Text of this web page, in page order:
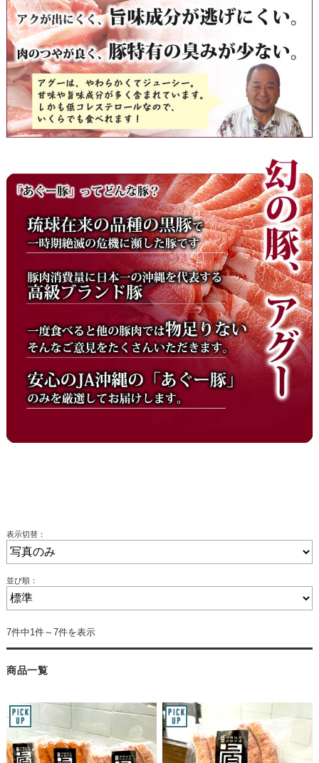
表示切替：
並び順：
7件中1件～7件を表示
商品一覧